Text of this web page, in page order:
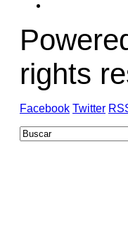
rights
Facebook Twitter